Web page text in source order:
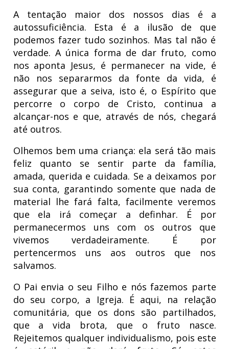
A tentação maior dos nossos dias é a
autossuficiência. Esta é a ilusão de que
podemos fazer tudo sozinhos. Mas tal não é
verdade. A única forma de dar fruto, como
nos aponta Jesus, é permanecer na vide, é
não nos separarmos da fonte da vida, é
assegurar que a seiva, isto é, o Espírito que
percorre o corpo de Cristo, continua a
alcançar-nos e que, através de nós, chegará
até outros.
Olhemos bem uma criança: ela será tão mais
feliz quanto se sentir parte da família,
amada, querida e cuidada. Se a deixamos por
sua conta, garantindo somente que nada de
material lhe fará falta, facilmente veremos
que ela irá começar a definhar. É por
permanecermos uns com os outros que
vivemos verdadeiramente. É por
pertencermos uns aos outros que nos
salvamos.
O Pai envia o seu Filho e nós fazemos parte
do seu corpo, a Igreja. É aqui, na relação
comunitária, que os dons são partilhados,
que a vida brota, que o fruto nasce.
Rejeitemos qualquer individualismo, pois este